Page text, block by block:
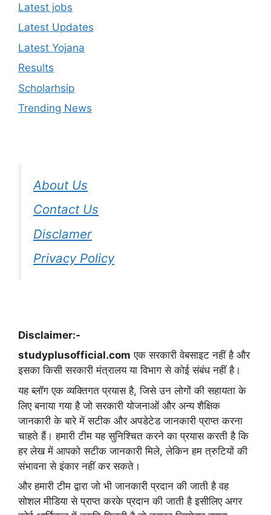
Latest jobs
Latest Updates
Latest Yojana
Results
Scholarhsip
Trending News
About Us
Contact Us
Disclamer
Privacy Policy
Disclaimer:-
studyplusofficial.com एक सरकारी वेबसाइट नहीं है और
इसका किसी सरकारी मंत्रालय या विभाग से कोई संबंध नहीं है।
यह ब्लॉग एक व्यक्तिगत प्रयास है, जिसे उन लोगों की सहायता के
लिए बनाया गया है जो सरकारी योजनाओं और अन्य शैक्षिक
जानकारी के बारे में सटीक और अपडेटेड जानकारी प्राप्त करना
चाहते हैं। हमारी टीम यह सुनिश्चित करने का प्रयास करती है कि
हर लेख में आपको सटीक जानकारी मिले, लेकिन हम त्रुटियों की
संभावना से इंकार नहीं कर सकते।
और हमारी टीम द्वारा जो भी जानकारी प्रदान की जाती है वह
सोशल मीडिया से प्राप्त करके प्रदान की जाती है इसीलिए अगर